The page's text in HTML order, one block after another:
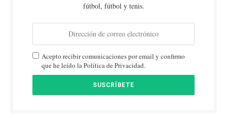
fútbol, fútbol y tenis.
Acepto recibir comunicaciones por email y confirmo
que he leído la Política de Privacidad.